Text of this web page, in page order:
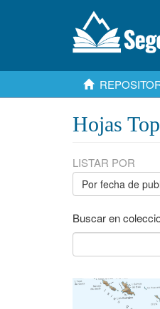
Hojas
LISTAR POR
Por fecha de
Buscar en